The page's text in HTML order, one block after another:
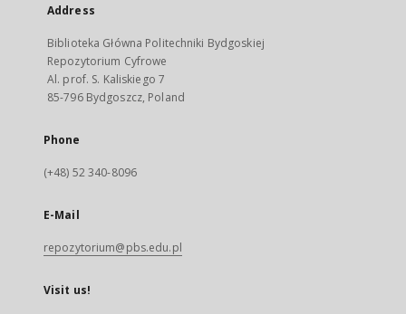
Address
Biblioteka Główna Politechniki Bydgoskiej
Repozytorium Cyfrowe
Al. prof. S. Kaliskiego 7
85-796 Bydgoszcz, Poland
Phone
(+48) 52 340-8096
E-Mail
repozytorium@pbs.edu.pl
Visit us!